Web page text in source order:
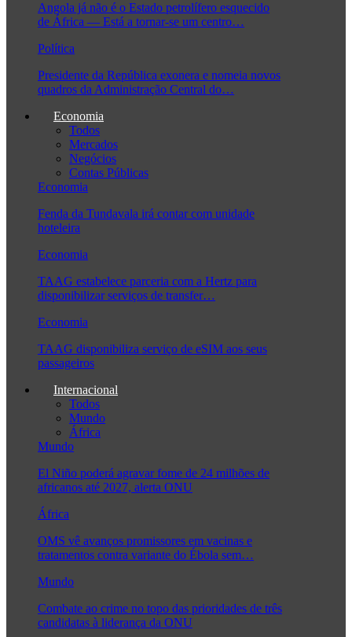
Angola já não é o Estado petrolífero esquecido
de África — Está a tornar-se um centro…
Política
Presidente da República exonera e nomeia novos
quadros da Administração Central do…
Economia
Todos
Mercados
Negócios
Contas Públicas
Economia
Fenda da Tundavala irá contar com unidade
hoteleira
Economia
TAAG estabelece parceria com a Hertz para
disponibilizar serviços de transfer…
Economia
TAAG disponibiliza serviço de eSIM aos seus
passageiros
Internacional
Todos
Mundo
África
Mundo
El Niño poderá agravar fome de 24 milhões de
africanos até 2027, alerta ONU
África
OMS vê avanços promissores em vacinas e
tratamentos contra variante do Ébola sem…
Mundo
Combate ao crime no topo das prioridades de três
candidatas à liderança da ONU